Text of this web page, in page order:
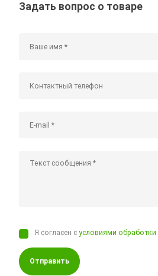
Задать вопрос о товаре
Я согласен сусловиями обработки
Отправить